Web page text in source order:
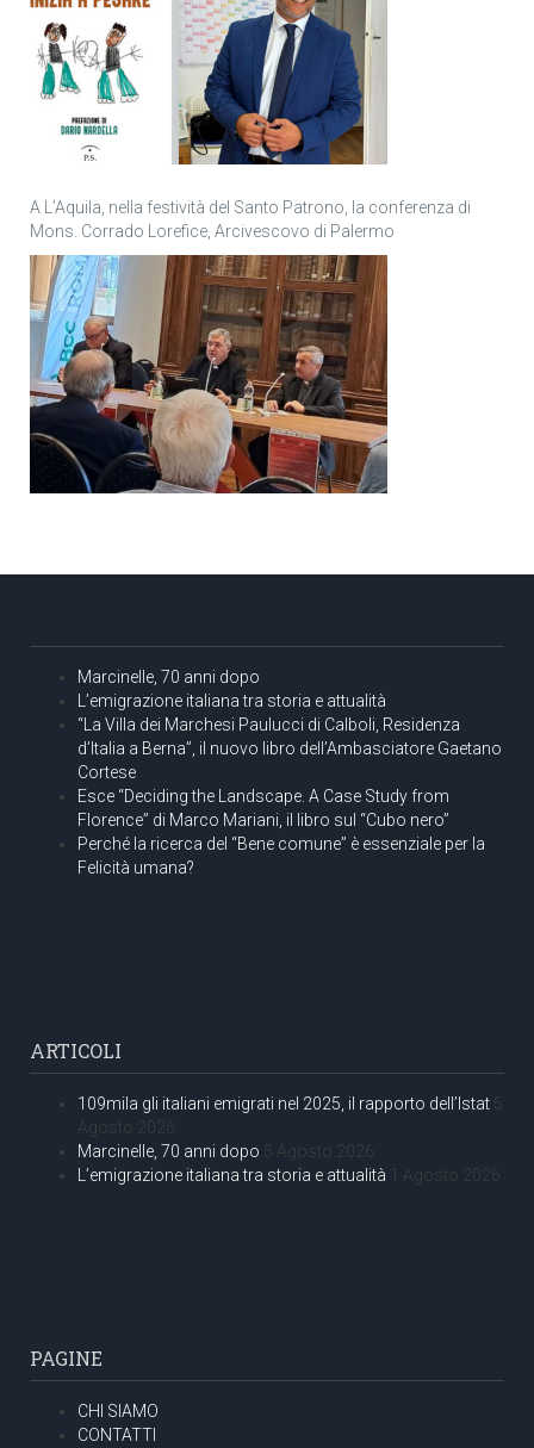
A L’Aquila, nella festività del Santo Patrono, la conferenza di
Mons. Corrado Lorefice, Arcivescovo di Palermo
Marcinelle, 70 anni dopo
L’emigrazione italiana tra storia e attualità
“La Villa dei Marchesi Paulucci di Calboli, Residenza
d’Italia a Berna”, il nuovo libro dell’Ambasciatore Gaetano
Cortese
Esce “Deciding the Landscape. A Case Study from
Florence” di Marco Mariani, il libro sul “Cubo nero”
Perché la ricerca del “Bene comune” è essenziale per la
Felicità umana?
ARTICOLI
109mila gli italiani emigrati nel 2025, il rapporto dell’Istat 5
Agosto 2026
Marcinelle, 70 anni dopo 5 Agosto 2026
L’emigrazione italiana tra storia e attualità 1 Agosto 2026
PAGINE
CHI SIAMO
CONTATTI